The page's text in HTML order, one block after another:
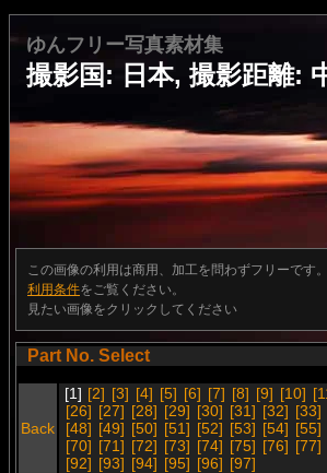
ゆんフリー写真素材集
撮影国: 日本, 撮影距離:
この画像の利用は商用、加工を問わずフリーです
利用条件をご覧ください。
見たい画像をクリックしてください
Part No. Select
Back
[1] [2] [3] [4] [5] [6] [7] [8] [9] [10]
[26] [27] [28] [29] [30] [31] [32] [33]
[48] [49] [50] [51] [52] [53] [54] [55]
[70] [71] [72] [73] [74] [75] [76] [77]
[92] [93] [94] [95] [96] [97]